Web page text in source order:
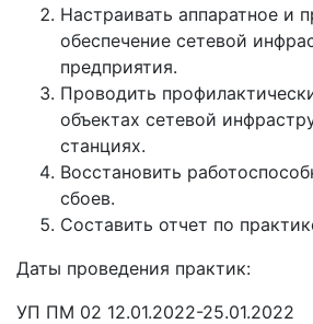
Настраивать аппаратное и
обеспечение сетевой
предприятия.
Проводить
объектах сетевой
станциях.
Восстановить
сбоев.
Составить отчет по
Даты проведения практик:
УП ПМ 02 12.01.2022-25.01.2022